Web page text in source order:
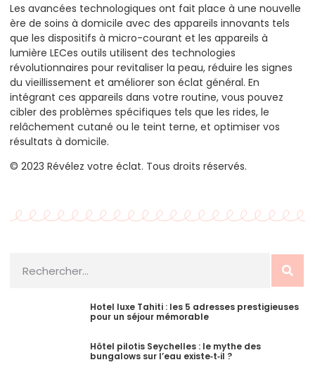
Les avancées technologiques ont fait place à une nouvelle
ère de soins à domicile avec des appareils innovants tels
que les dispositifs à micro-courant et les appareils à
lumière LECes outils utilisent des technologies
révolutionnaires pour revitaliser la peau, réduire les signes
du vieillissement et améliorer son éclat général. En
intégrant ces appareils dans votre routine, vous pouvez
cibler des problèmes spécifiques tels que les rides, le
relâchement cutané ou le teint terne, et optimiser vos
résultats à domicile.
© 2023 Révélez votre éclat. Tous droits réservés.
Hotel luxe Tahiti : les 5 adresses prestigieuses
pour un séjour mémorable
Hôtel pilotis Seychelles : le mythe des
bungalows sur l’eau existe‑t‑il ?